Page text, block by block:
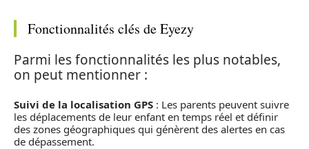
Fonctionnalités clés de Eyezy
Parmi les fonctionnalités les plus notables,
on peut mentionner :
Suivi de la localisation GPS : Les parents peuvent suivre
les déplacements de leur enfant en temps réel et définir
des zones géographiques qui génèrent des alertes en cas
de dépassement.